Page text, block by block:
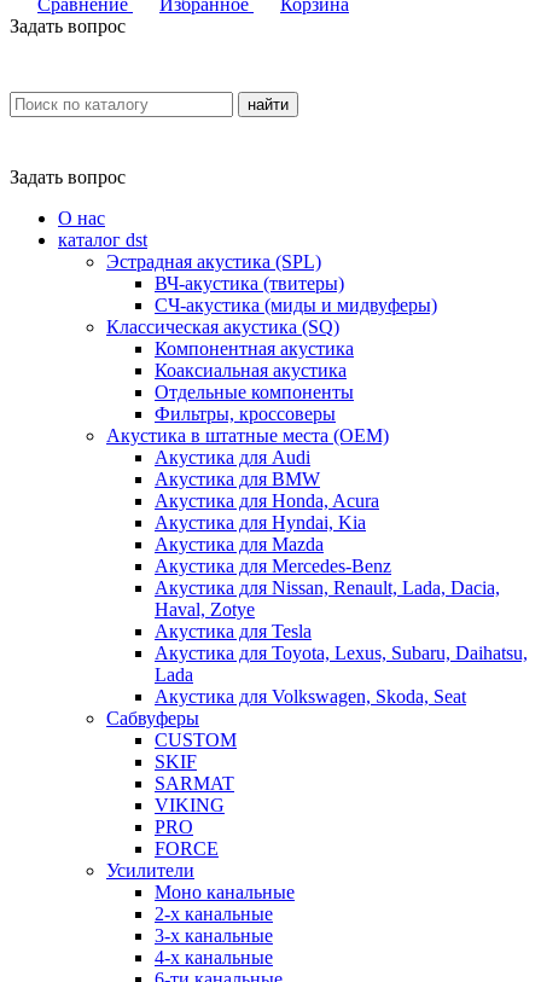
Сравнение Избранное
Корзина
Задать вопрос
найти
Задать вопрос
О нас
каталог dst
Эстрадная акустика (SPL)
ВЧ-акустика (твитеры)
СЧ-акустика (миды и мидвуферы)
Классическая акустика (SQ)
Компонентная акустика
Коаксиальная акустика
Отдельные компоненты
Фильтры, кроссоверы
Акустика в штатные места (OEM)
Акустика для Audi
Акустика для BMW
Акустика для Honda, Acura
Акустика для Hyndai, Kia
Акустика для Mazda
Акустика для Mercedes-Benz
Акустика для Nissan, Renault, Lada, Dacia,
Haval, Zotye
Акустика для Tesla
Акустика для Toyota, Lexus, Subaru, Daihatsu,
Lada
Акустика для Volkswagen, Skoda, Seat
Сабвуферы
CUSTOM
SKIF
SARMAT
VIKING
PRO
FORCE
Усилители
Моно канальные
2-х канальные
3-х канальные
4-х канальные